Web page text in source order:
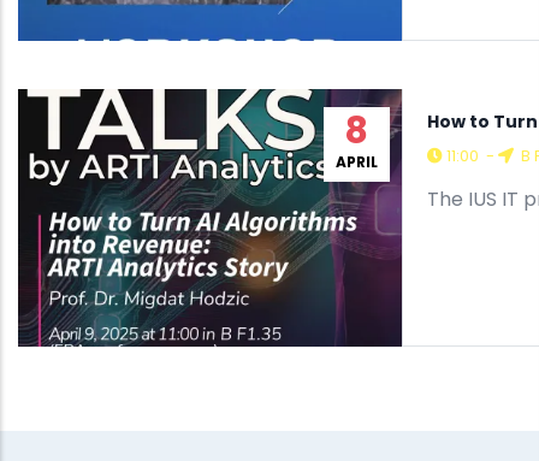
8
APRIL
How to
11:00 - B
The IUS IT